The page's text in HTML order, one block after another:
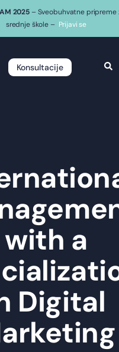
2025 – Sveobuhvatne pripreme
srednje škole – Prijavi se
Konsultacije
with a
Digital